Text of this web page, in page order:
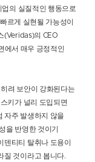
의 실질적인 행동으로
르게 실현될 가능성이
(Veridas)의 CEO
서 매우 긍정적인
려 보안이 강화된다는
키가 널리 도입되면
자주 발생하지 않을
을 반영한 것이기
덴티티 탈취나 도용이
질 것이라고 봅니다.